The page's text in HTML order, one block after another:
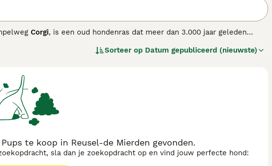
Corgi, is een oud hondenras dat meer dan 3.000 jaar geleden
staart die het onderscheidt van zijn familielid, de Pembroke Welsh
Ze hebben een actief karakter en hebben voldoende beweging en
of eigenaren die tijd investeren in training en spel. Als gevolg
verzorging en een gezonde levensstijl vereist. Wie op zoek is naar
trouwe metgezel vinden.
Sorteer op Datum gepubliceerd (nieuwste)
te koop in Reusel-de Mierden gevonden.
sla dan je zoekopdracht op en vind jouw perfecte hond: